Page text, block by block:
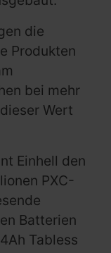
die
Produkten
bei mehr
Wert
Einhell den
PXC-
Batterien
Tabless